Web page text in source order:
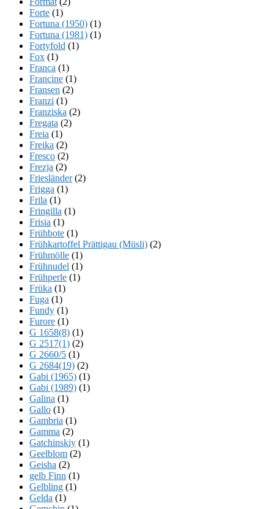
Forte (1)
Fortuna (1950) (1)
Fortuna (1981) (1)
Fortyfold (1)
Fox (1)
Franca (1)
Francine (1)
Fransen (2)
Franzi (1)
Franziska (2)
Fregata (2)
Freia (1)
Freika (2)
Fresco (2)
Frezja (2)
Friesländer(2)
Frigga (1)
Frila (1)
Fringilla (1)
Frisia (1)
Frühbote (1)
Frühkartoffel Prättigau (Müsli) (2)
Frühmölle (1)
Frühnudel (1)
Frühperle (1)
Früka (1)
Fuga (1)
Fundy (1)
Furore (1)
G 1658(8) (1)
G 2517(1) (2)
G 2660/5 (1)
G 2684(19) (2)
Gabi (1965) (1)
Gabi (1989) (1)
Galina (1)
Gallo (1)
Gambria (1)
Gamma (2)
Gatchinskiy (1)
Geelblom (2)
Geisha (2)
gelb Finn (1)
Gelbling (1)
Gelda (1)